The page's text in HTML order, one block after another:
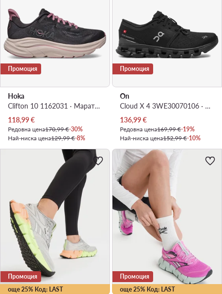
Промоция
Hoka
Clifton 10 1162031 · Маратонки за бягане
Актуална цена
118,99€
Редовна цена170,99 €-30%
Най-ниска цена129,99 €-8%
Промоция
On
Cloud X 4 3WE30070106 · Обувки за фитнес зала
Актуална цена
136,99€
Редовна цена169,99 €-19%
Най-ниска цена152,99 €-10%
още 25% Код: LAST
Промоция
още 25% Код: LAST
Промоция